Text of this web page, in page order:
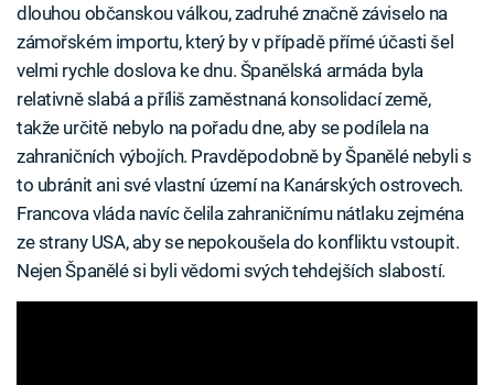
dlouhou občanskou válkou, zadruhé značně záviselo na
zámořském importu, který by v případě přímé účasti šel
velmi rychle doslova ke dnu. Španělská armáda byla
relativně slabá a příliš zaměstnaná konsolidací země,
takže určitě nebylo na pořadu dne, aby se podílela na
zahraničních výbojích. Pravděpodobně by Španělé nebyli s
to ubránit ani své vlastní území na Kanárských ostrovech.
Francova vláda navíc čelila zahraničnímu nátlaku zejména
ze strany USA, aby se nepokoušela do konfliktu vstoupit.
Nejen Španělé si byli vědomi svých tehdejších slabostí.